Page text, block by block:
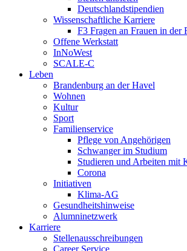
Deutschlandstipendien
Wissenschaftliche Karriere
F3 Fragen an Frauen in der
Offene Werkstatt
InNoWest
SCALE-C
Leben
Brandenburg an der Havel
Wohnen
Kultur
Sport
Familienservice
Pflege von Angehörigen
Schwanger im Studium
Studieren und Arbeiten mit
Corona
Initiativen
Klima-AG
Gesundheitshinweise
Alumninetzwerk
Karriere
Stellenausschreibungen
Career Service